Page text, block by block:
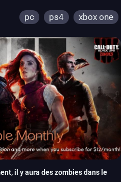
pc ps4 xbox one
il y aura des zombies dans le